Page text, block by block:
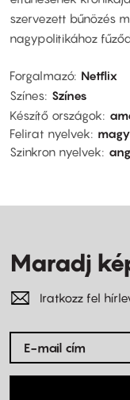
szervezett bűnözés
nagypolitikához
Forgalmazó Netflix
Színes Színes
Készítő országok
Felirat nyelvek
Szinkron nyelvek
Maradj
Iratkozz fel